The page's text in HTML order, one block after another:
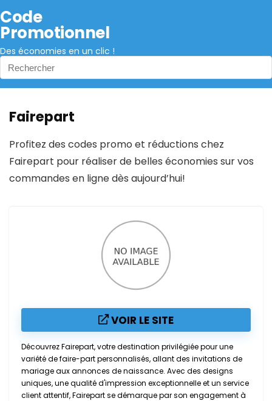
Code
Promotionnel
Des économies en un clic !
Fairepart
Profitez des codes promo et réductions chez
Fairepart pour réaliser de belles économies sur vos
commandes en ligne dès aujourd’hui!
VOIR LE SITE
Découvrez Fairepart, votre destination privilégiée pour une
variété de faire-part personnalisés, allant des invitations de
mariage aux annonces de naissance. Avec des designs
uniques, une qualité d'impression exceptionnelle et un service
client attentif, Fairepart se démarque par son engagement à